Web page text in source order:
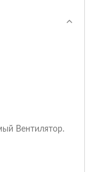
Вентилятор.